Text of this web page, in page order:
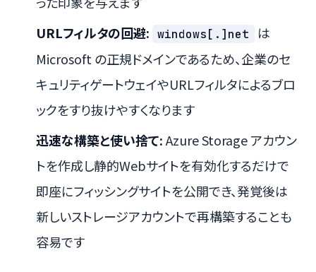
URLフィルタの回避: windows[.]net
は
Microsoft の正規ドメインであるため、企業のセ
キュリティゲートウェイやURLフィルタによるブロ
ックをすり抜けやすくなります
迅速な構築と使い捨て:Azure Storage アカウン
トを作成し静的Webサイトを有効化するだけで
即座にフィッシングサイトを公開でき、発覚後は
新しいストレージアカウントで再構築することも
容易です